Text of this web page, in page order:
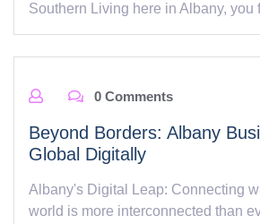
Southern Living here in Albany,
0 Comments
Beyond Borders: Albany
Global Digitally
Albany's Digital Leap: Connecting
world is more interconnected than